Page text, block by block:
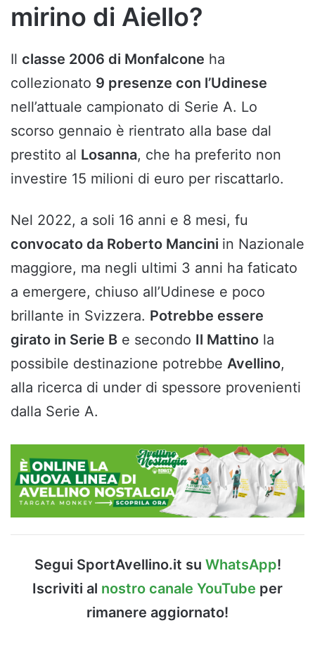
mirino di Aiello?
Il classe 2006 di Monfalcone ha
collezionato 9 presenze con l’Udinese
nell’attuale campionato di Serie A. Lo
scorso gennaio è rientrato alla base dal
prestito al Losanna, che ha preferito non
investire 15 milioni di euro per riscattarlo.
Nel 2022, a soli 16 anni e 8 mesi, fu
convocato da Roberto Mancini in Nazionale
maggiore, ma negli ultimi 3 anni ha faticato
a emergere, chiuso all’Udinese e poco
brillante in Svizzera. Potrebbe essere
girato in Serie B e secondo Il Mattino la
possibile destinazione potrebbe Avellino,
alla ricerca di under di spessore provenienti
dalla Serie A.
Segui SportAvellino.it su WhatsApp!
Iscriviti al nostro canale YouTube per
rimanere aggiornato!